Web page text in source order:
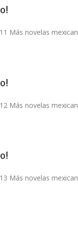
Más novelas
Más novelas
Más novelas